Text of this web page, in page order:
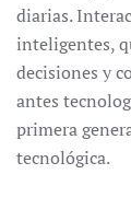
diarias.
inteligentes,
decisiones y
antes
primera
tecnológica.